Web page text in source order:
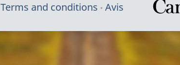
Terms and conditions Avis